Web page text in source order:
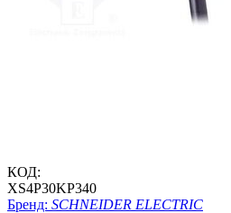
КОД:
XS4P30KP340
Бренд: SCHNEIDER ELECTRIC